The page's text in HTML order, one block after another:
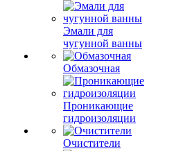
Эмали для
чугунной ванны
Обмазочная
Проникающие
гидроизоляции
Очистители